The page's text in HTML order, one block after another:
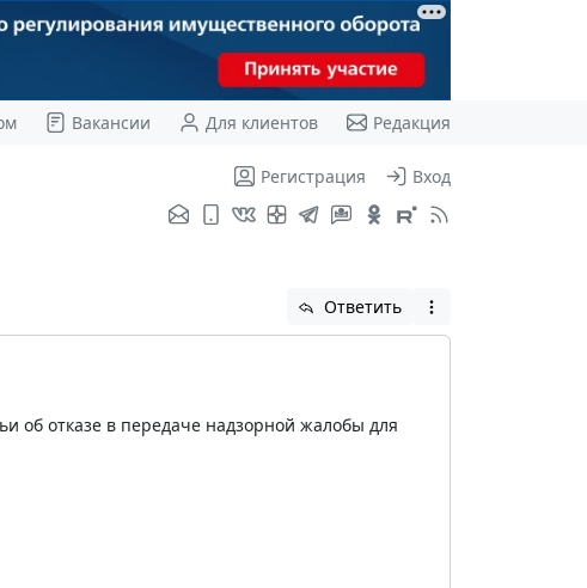
Вакансии Для клиентов Редакция
Регистрация Вход
Ответить
об отказе в передаче надзорной жалобы для